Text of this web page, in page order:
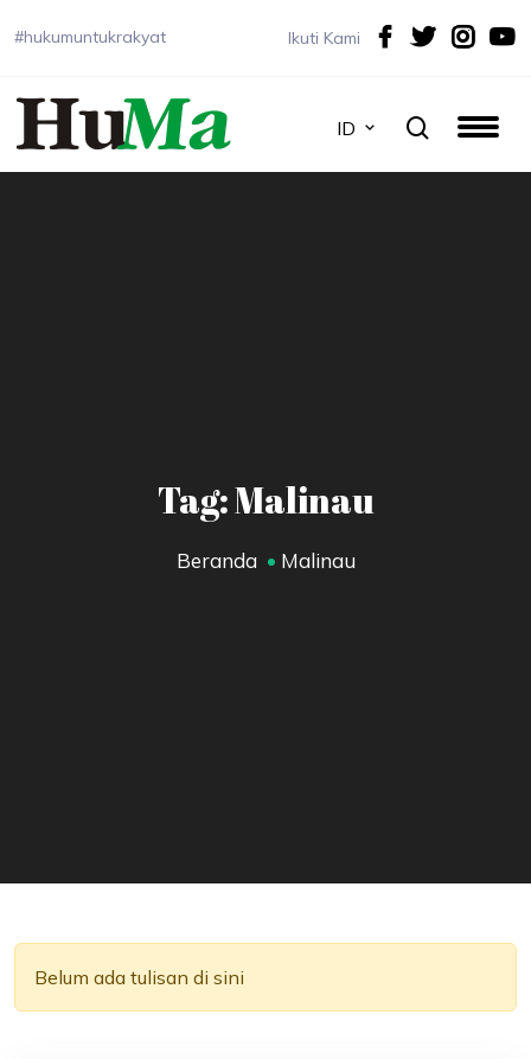
#hukumuntukrakyat Ikuti Kami
ID
Tag: Malinau
Beranda Malinau
Belum ada tulisan di sini